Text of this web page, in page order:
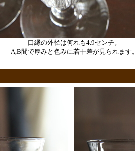
口縁の外径は何れも4.9センチ。
A,B間で厚みと色みに若干差が見られます。